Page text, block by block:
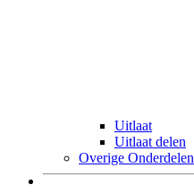
Uitlaat
Uitlaat delen
Overige Onderdelen